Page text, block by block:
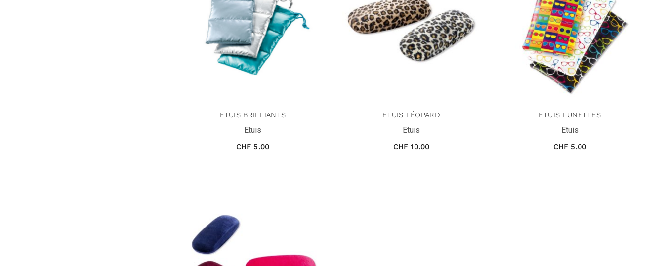
ETUIS BRILLIANTS
Etuis
CHF 5.00
ETUIS LÉOPARD
Etuis
CHF 10.00
ETUIS LUNETTES
Etuis
CHF 5.00